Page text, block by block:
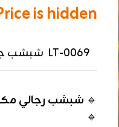
is hidden
LT-0069 شبشب جلد طبيعى رجالى بالجملة
🔹 شبشب رجالي
🔹